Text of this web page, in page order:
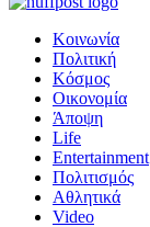
Κοινωνία
Πολιτική
Κόσμος
Οικονομία
Άποψη
Life
Entertainment
Πολιτισμός
Αθλητικά
Video